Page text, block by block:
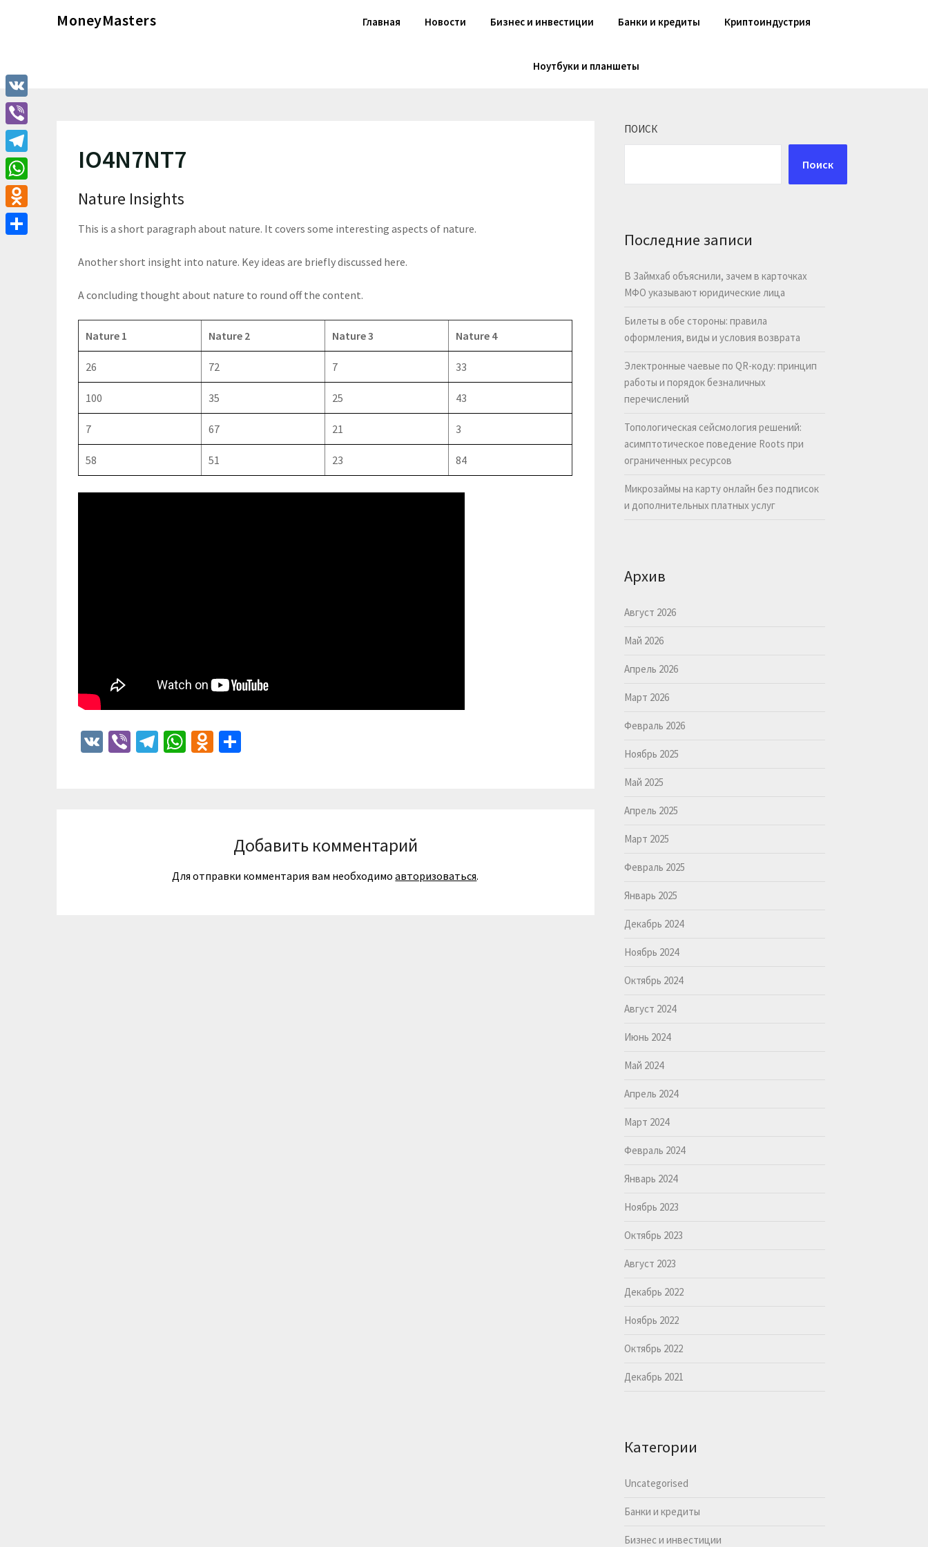
MoneyMasters Главная Новости Бизнес и инвестиции Банки и кредиты Криптоиндустрия
Ноутбуки и планшеты
IO4N7NT7
Nature Insights
This is a short paragraph about nature. It covers some interesting aspects of nature.
Another short insight into nature. Key ideas are briefly discussed here.
A concluding thought about nature to round off the content.
Nature 1 Nature 2 Nature 3 Nature 4
26 72 7 33
100 35 25 43
7 67 21 3
58 51 23 84
VK ViberTelegram
WhatsApp
Odnoklassniki
Добавить комментарий
Для отправки комментария вам необходимоавторизоваться.
ПОИСК
Поиск
Последние записи
В Займхаб объяснили, зачем в карточках
МФО указывают юридические лица
Билеты в обе стороны: правила
оформления, виды и условия возврата
Электронные чаевые по QR-коду: принцип
работы и порядок безналичных
перечислений
Топологическая сейсмология решений:
асимптотическое поведение Roots при
ограниченных ресурсов
Микрозаймы на карту онлайн без подписок
и дополнительных платных услуг
Архив
Август 2026
Май 2026
Апрель 2026
Март 2026
Февраль 2026
Ноябрь 2025
Май 2025
Апрель 2025
Март 2025
Февраль 2025
Январь 2025
Декабрь 2024
Ноябрь 2024
Октябрь 2024
Август 2024
Июнь 2024
Май 2024
Апрель 2024
Март 2024
Февраль 2024
Январь 2024
Ноябрь 2023
Октябрь 2023
Август 2023
Декабрь 2022
Ноябрь 2022
Октябрь 2022
Декабрь 2021
Категории
Uncategorised
Банки и кредиты
Бизнес и инвестиции
VK
Viber
Telegram
WhatsApp
Odnoklassniki